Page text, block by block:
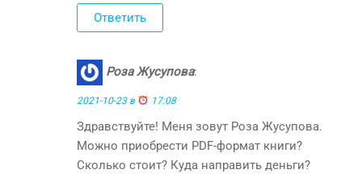
Ответить
Роза Жусупова:
2021-10-23 в 17:08
Здравствуйте! Меня зовут Роза Жусупова.
Можно приобрести PDF-формат книги?
Сколько стоит? Куда направить деньги?